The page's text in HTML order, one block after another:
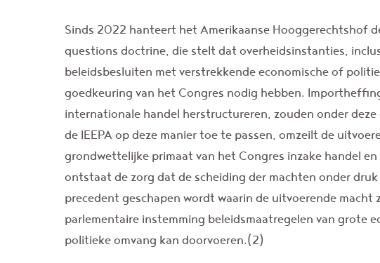
Sinds 2022 hanteert het Amerikaanse Hooggerechtshof
questions doctrine, die stelt dat overheidsinstanties,
beleidsbesluiten met verstrekkende economische of
goedkeuring van het Congres nodig hebben.
internationale handel herstructureren, zouden onder deze
de IEEPA op deze manier toe te passen, omzeilt de
grondwettelijke primaat van het Congres inzake handel
ontstaat de zorg dat de scheiding der machten onder
precedent geschapen wordt waarin de uitvoerende macht
parlementaire instemming beleidsmaatregelen van grote
politieke omvang kan doorvoeren.(2)